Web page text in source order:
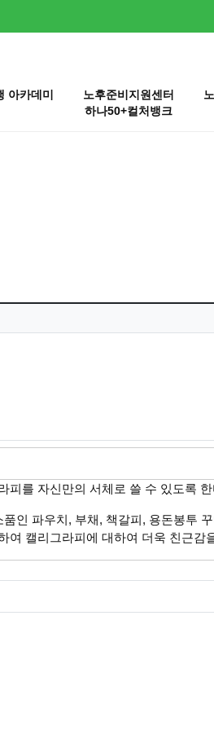
아카데미
노후준비지원센터
하나50+컬처뱅크
피를 자신만의 서체로 쓸 수 있도록 한
인 파우치, 부채, 책갈피, 용돈봉투
여 캘리그라피에 대하여 더욱 친근감